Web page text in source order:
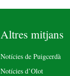
Altres mitjans
Notícies de Puigcerdà
Notícies d’Olot